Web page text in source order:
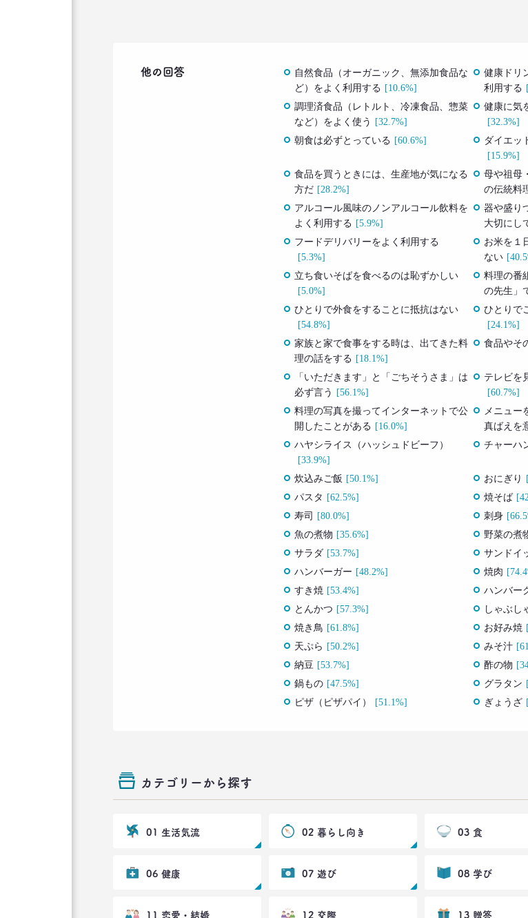
他の回答
自然食品（オーガニック、無添加食品な
ど）をよく利用する [10.6%]
健康ドリ
利用する
調理済食品（レトルト、冷凍食品、惣菜
など）をよく使う
[32.7%]
健康に気
[32.3%]
朝食は必ずとっている [60.6%]
ダイエッ
[15.9%]
食品を買うときには、生産地が気になる
方だ [28.2%]
母や祖母
の伝統料
アルコール風味のノンアルコール飲料を
よく利用する [5.9%]
器や盛り
大切にし
フードデリバリーをよく利用する
[5.3%]
お米を１
ない
立ち食いそばを食べるのは恥ずかしい
[5.0%]
料理の番
の先生」
ひとりで外食をすることに抵抗はない
[54.8%]
ひとりで
[24.1%]
家族と家で食事をする時は、出てきた料
理の話をする [18.1%]
食品やそ
「いただきます」と「ごちそうさま」は
必ず言う
[56.1%]
テレビを
[60.7%]
料理の写真を撮ってインターネットで公
開したことがある [16.0%]
メニュー
真ばえを
ハヤシライス（ハッシュドビーフ）
[33.9%]
チャーハ
炊込みご飯 [50.1%] おにぎり
パスタ [62.5%] 焼そば
寿司
[80.0%] 刺身
魚の煮物 [35.6%] 野菜の煮
サラダ [53.7%] サンドイ
ハンバーガー [48.2%] 焼肉
すき焼 [53.4%] ハンバー
とんかつ [57.3%] しゃぶし
焼き鳥 [61.8%] お好み焼
天ぷら [50.2%] みそ汁
納豆 [53.7%] 酢の物
鍋もの [47.5%] グラタン
ピザ（ピザパイ）
[51.1%] ぎょうざ
カテゴリーから探す
01 生活気流 02 暮らし向き 03 食
06 健康 07 遊び 08 学び
11 恋愛・結婚 12 交際 13 贈答